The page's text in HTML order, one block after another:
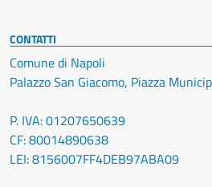
CONTATTI
Comune di Napoli
Palazzo San Giacomo, Piazza
P. IVA: 01207650639
CF: 80014890638
LEI: 8156007FF4DEB97ABA09